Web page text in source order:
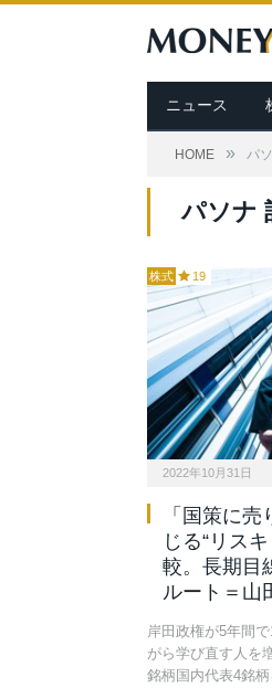
ニュース
HOME » パ
パソナ
株式 19
2022年10月31日
「国策に
じる“リス
較。長期目
ルート＝山
岸田政権が5年間
がら学び直す人を
銘柄国内代表4銘